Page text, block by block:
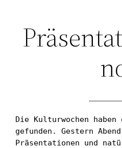
springen
Die Kulturwochen
gefunden. Gestern
Präsentationen und